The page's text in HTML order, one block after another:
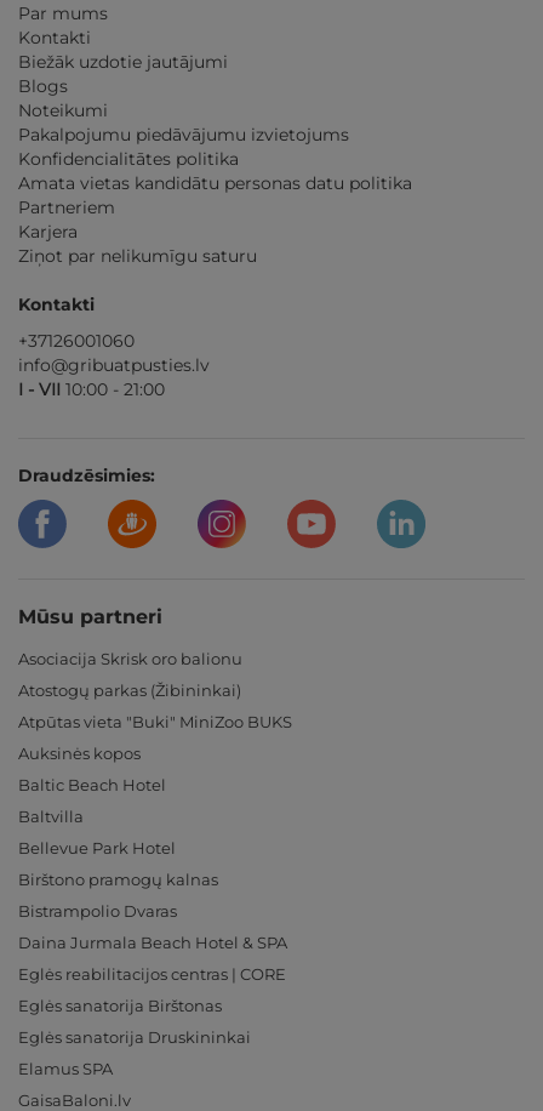
Par mums
Kontakti
Biežāk uzdotie jautājumi
Blogs
Noteikumi
Pakalpojumu piedāvājumu izvietojums
Konfidencialitātes politika
Amata vietas kandidātu personas datu politika
Partneriem
Karjera
Ziņot par nelikumīgu saturu
Kontakti
+37126001060
info@gribuatpusties.lv
I - VII 10:00 - 21:00
Draudzēsimies:
Mūsu partneri
Asociacija Skrisk oro balionu
Atostogų parkas (Žibininkai)
Atpūtas vieta "Buki" MiniZoo BUKS
Auksinės kopos
Baltic Beach Hotel
Baltvilla
Bellevue Park Hotel
Birštono pramogų kalnas
Bistrampolio Dvaras
Daina Jurmala Beach Hotel & SPA
Eglės reabilitacijos centras | CORE
Eglės sanatorija Birštonas
Eglės sanatorija Druskininkai
Elamus SPA
GaisaBaloni.lv